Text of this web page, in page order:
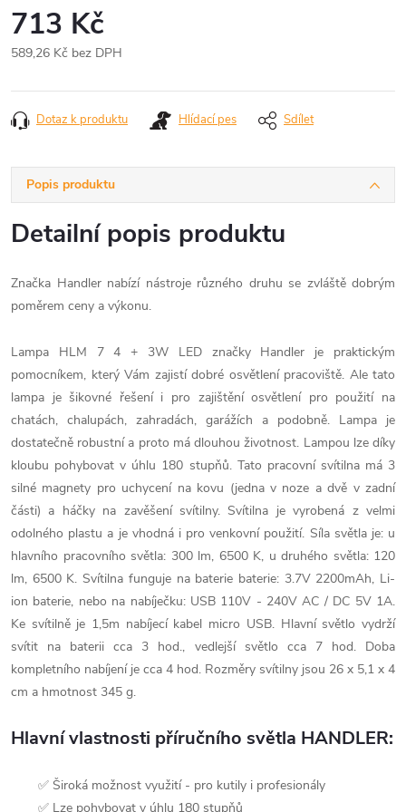
713 Kč
589,26 Kč bez DPH
cena:
Dotaz k produktu Hlídací pes Sdílet
Popis produktu
Detailní popis produktu
Značka Handler nabízí nástroje různého druhu se zvláště dobrým
poměrem ceny a výkonu.
Lampa HLM 7 4 + 3W LED značky Handler je praktickým
pomocníkem, který Vám zajistí dobré osvětlení pracoviště. Ale tato
lampa je šikovné řešení i pro zajištění osvětlení pro použití na
chatách, chalupách, zahradách, garážích a podobně. Lampa je
dostatečně robustní a proto má dlouhou životnost. Lampou lze díky
kloubu pohybovat v úhlu 180 stupňů. Tato pracovní svítilna má 3
silné magnety pro uchycení na kovu (jedna v noze a dvě v zadní
části) a háčky na zavěšení svítilny. Svítilna je vyrobená z velmi
odolného plastu a je vhodná i pro venkovní použití. Síla světla je: u
hlavního pracovního světla: 300 lm, 6500 K, u druhého světla: 120
lm, 6500 K. Svítilna funguje na baterie baterie: 3.7V 2200mAh, Li-
ion baterie, nebo na nabíječku: USB 110V - 240V AC / DC 5V 1A.
Ke svítilně je 1,5m nabíjecí kabel micro USB. Hlavní světlo vydrží
svítit na baterii cca 3 hod., vedlejší světlo cca 7 hod. Doba
kompletního nabíjení je cca 4 hod. Rozměry svítilny jsou 26 x 5,1 x 4
cm a hmotnost 345 g.
Hlavní vlastnosti příručního světla HANDLER:
✅ Široká možnost využití - pro kutily i profesionály
✅ Lze pohybovat v úhlu 180 stupňů